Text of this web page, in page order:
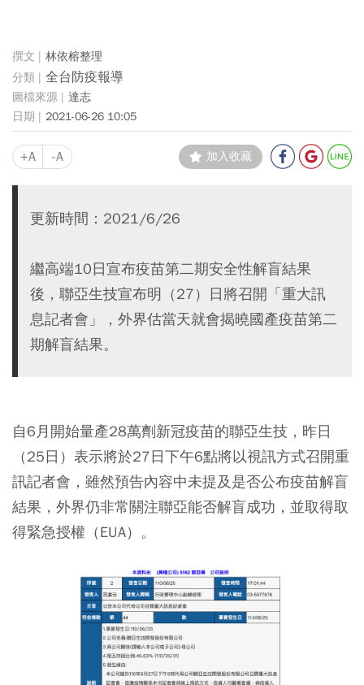
林依榕整理
全台防疫報導
達志
2021-06-26 10:05
+A -A 加入收藏
更新時間：2021/6/26
繼高端10日宣布疫苗第二期安全性解盲結果
後，聯亞生技宣布明（27）日將召開「重大訊
息記者會」，外界估當天就會揭曉國產疫苗第二
期解盲結果。
自6月開始量產28萬劑新冠疫苗的聯亞生技，昨日
（25日）表示將於27日下午6點將以視訊方式召開重
訊記者會，雖然預告內容中未提及是否公布疫苗解盲
結果，外界仍非常關注聯亞能否解盲成功，並取得取
得緊急授權（EUA）。